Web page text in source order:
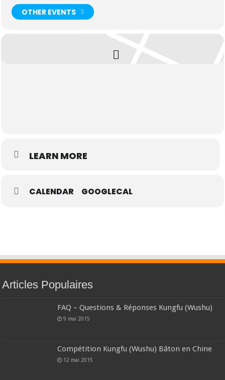
OTHER EVENTS
LEARN MORE
CALENDAR GOOGLECAL
Articles Populaires
FAQ – Questions & Réponses Kungfu (Wushu)
9 mai 2015
Compétition Kungfu (Wushu) Bâton en Chine
12 mai 2015